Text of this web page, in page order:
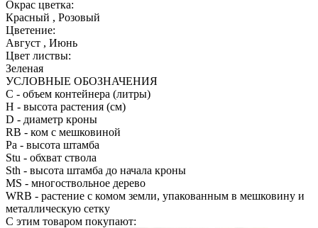
Окрас цветка:
Красный , Розовый
Цветение:
Август , Июнь
Цвет листвы:
Зеленая
УСЛОВНЫЕ ОБОЗНАЧЕНИЯ
С - объем контейнера (литры)
H - высота растения (см)
D - диаметр кроны
RB - ком с мешковиной
Pa - высота штамба
Stu - обхват ствола
Sth - высота штамба до начала кроны
MS - многоствольное дерево
WRB - растение с комом земли, упакованным в мешковину и
металлическую сетку
С этим товаром покупают: